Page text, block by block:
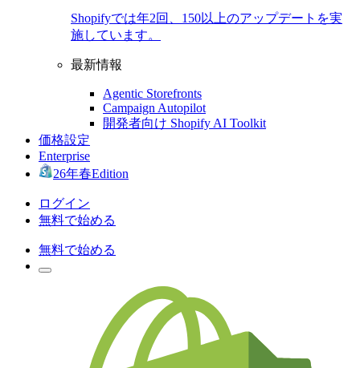
Shopifyでは年2回、150以上のアップデートを実
施しています。
最新情報
Agentic Storefronts
Campaign Autopilot
開発者向け Shopify AI Toolkit
価格設定
Enterprise
26年春Edition
ログイン
無料で始める
無料で始める